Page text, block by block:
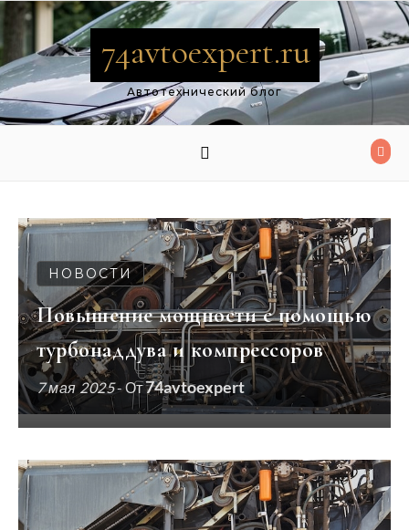
Перейти к содержимому
74avtoexpert.ru
Автотехнический блог
НОВОСТИ
Повышение мощности с помощью
турбонаддува и компрессоров
7 мая 2025- От74avtoexpert